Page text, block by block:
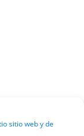
sitio web y de